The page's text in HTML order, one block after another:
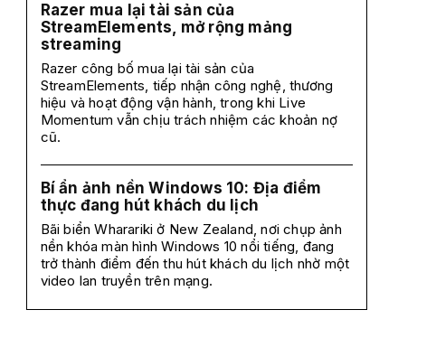
Razer mua lại tài sản của
StreamElements, mở rộng mảng
streaming
Razer công bố mua lại tài sản của
StreamElements, tiếp nhận công nghệ, thương
hiệu và hoạt động vận hành, trong khi Live
Momentum vẫn chịu trách nhiệm các khoản nợ
cũ.
Bí ẩn ảnh nền Windows 10: Địa điểm
thực đang hút khách du lịch
Bãi biển Wharariki ở New Zealand, nơi chụp ảnh
nền khóa màn hình Windows 10 nổi tiếng, đang
trở thành điểm đến thu hút khách du lịch nhờ một
video lan truyền trên mạng.